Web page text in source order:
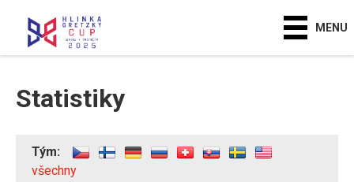
MENU
Statistiky
Tým:
všechny